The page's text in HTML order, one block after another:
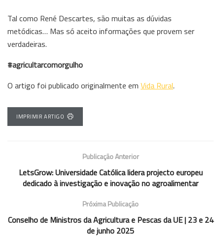
Tal como René Descartes, são muitas as dúvidas
metódicas… Mas só aceito informações que provem ser
verdadeiras.
#agricultarcomorgulho
O artigo foi publicado originalmente em Vida Rural.
IMPRIMIR ARTIGO
Publicação Anterior
LetsGrow: Universidade Católica lidera projecto europeu
dedicado à investigação e inovação no agroalimentar
Próxima Publicação
Conselho de Ministros da Agricultura e Pescas da UE | 23 e 24
de junho 2025